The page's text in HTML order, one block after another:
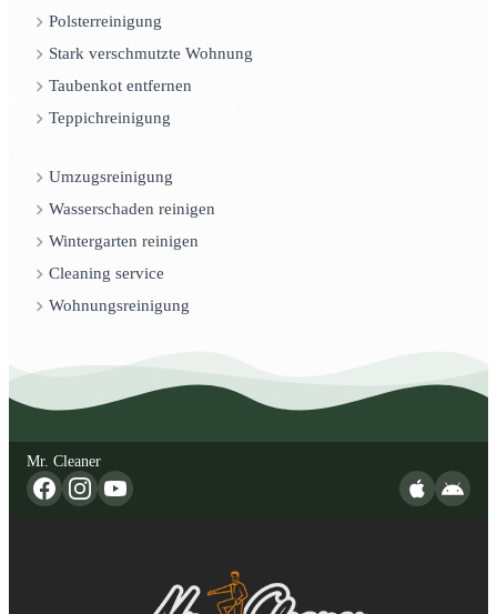
Polsterreinigung
Stark verschmutzte Wohnung
Taubenkot entfernen
Teppichreinigung
Umzugsreinigung
Wasserschaden reinigen
Wintergarten reinigen
Cleaning service
Wohnungsreinigung
Mr. Cleaner